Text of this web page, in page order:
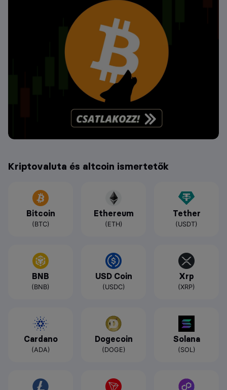
Kriptovaluta és altcoin ismertetők
Bitcoin
(BTC)
Ethereum
(ETH)
Tether
(USDT)
BNB
(BNB)
USD Coin
(USDC)
Xrp
(XRP)
Cardano
(ADA)
Dogecoin
(DOGE)
Solana
(SOL)